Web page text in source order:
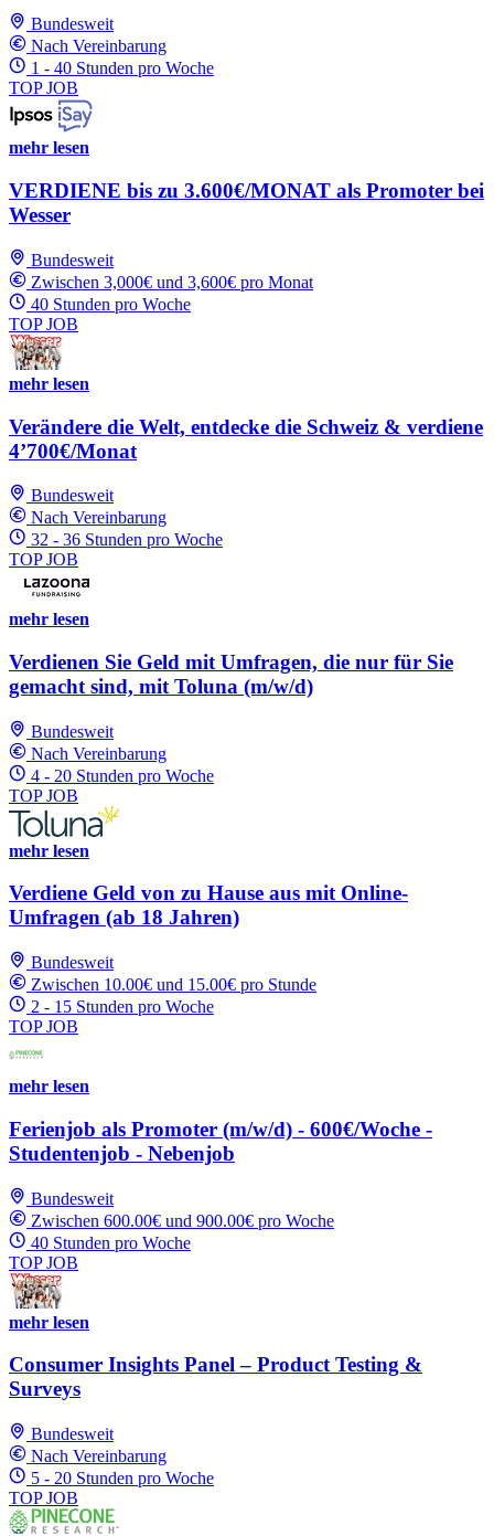
Bundesweit
Nach Vereinbarung
1 - 40 Stunden pro Woche
TOP JOB
mehr lesen
VERDIENE bis zu 3.600€/MONAT als Promoter bei
Wesser
Bundesweit
Zwischen 3,000€ und 3,600€ pro Monat
40 Stunden pro Woche
TOP JOB
mehr lesen
Verändere die Welt, entdecke die Schweiz & verdiene
4’700€/Monat
Bundesweit
Nach Vereinbarung
32 - 36 Stunden pro Woche
TOP JOB
mehr lesen
Verdienen Sie Geld mit Umfragen, die nur für Sie
gemacht sind, mit Toluna (m/w/d)
Bundesweit
Nach Vereinbarung
4 - 20 Stunden pro Woche
TOP JOB
mehr lesen
Verdiene Geld von zu Hause aus mit Online-
Umfragen (ab 18 Jahren)
Bundesweit
Zwischen 10.00€ und 15.00€ pro Stunde
2 - 15 Stunden pro Woche
TOP JOB
mehr lesen
Ferienjob als Promoter (m/w/d) - 600€/Woche -
Studentenjob - Nebenjob
Bundesweit
Zwischen 600.00€ und 900.00€ pro Woche
40 Stunden pro Woche
TOP JOB
mehr lesen
Consumer Insights Panel – Product Testing &
Surveys
Bundesweit
Nach Vereinbarung
5 - 20 Stunden pro Woche
TOP JOB